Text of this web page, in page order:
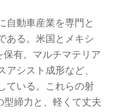
自動車産業を専門と
ある。米国とメキシ
有。マルチマテリア
アシスト成形など、
ている。これらの射
型締力と、軽くて丈夫